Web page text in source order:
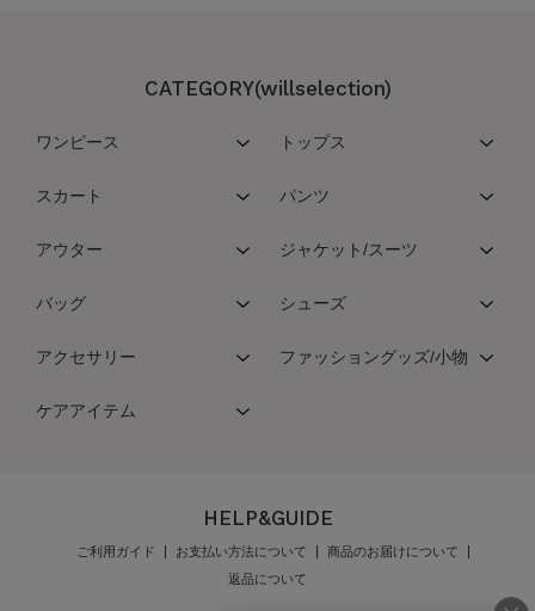
CATEGORY(willselection)
ワンピース トップス
スカート パンツ
アウター ジャケット/スーツ
バッグ シューズ
アクセサリー ファッショングッズ/小物
ケアアイテム
HELP&GUIDE
ご利用ガイド お支払い方法について
商品のお届けについて
返品について